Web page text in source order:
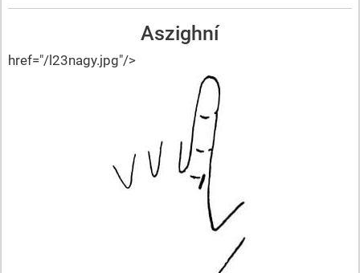
Aszighní
href="/l23nagy.jpg"/>